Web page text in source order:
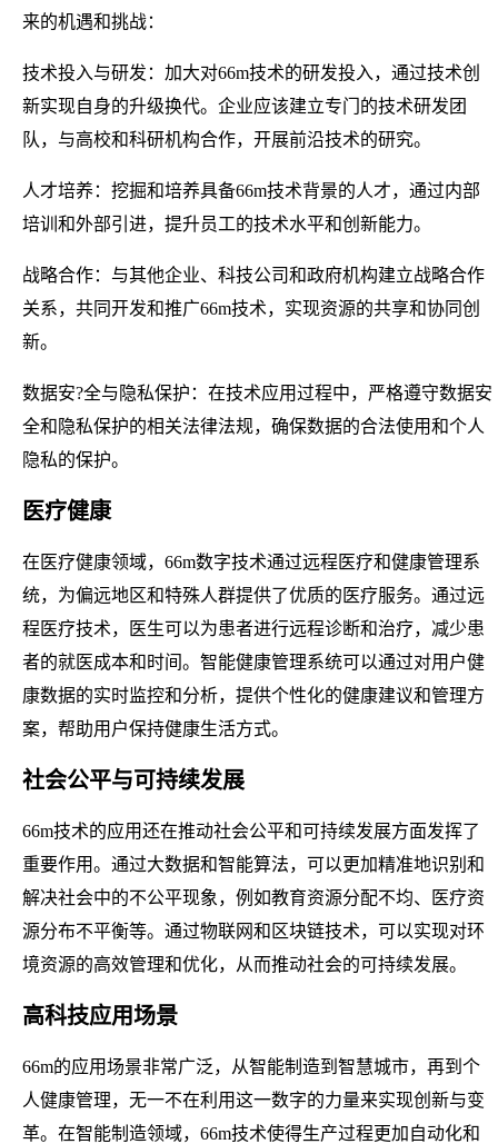
来的机遇和挑战：
技术投入与研发：加大对66m技术的研发投入，通过技术创
新实现自身的升级换代。企业应该建立专门的技术研发团
队，与高校和科研机构合作，开展前沿技术的研究。
人才培养：挖掘和培养具备66m技术背景的人才，通过内部
培训和外部引进，提升员工的技术水平和创新能力。
战略合作：与其他企业、科技公司和政府机构建立战略合作
关系，共同开发和推广66m技术，实现资源的共享和协同创
新。
数据安?全与隐私保护：在技术应用过程中，严格遵守数据安
全和隐私保护的相关法律法规，确保数据的合法使用和个人
隐私的保护。
医疗健康
在医疗健康领域，66m数字技术通过远程医疗和健康管理系
统，为偏远地区和特殊人群提供了优质的医疗服务。通过远
程医疗技术，医生可以为患者进行远程诊断和治疗，减少患
者的就医成本和时间。智能健康管理系统可以通过对用户健
康数据的实时监控和分析，提供个性化的健康建议和管理方
案，帮助用户保持健康生活方式。
社会公平与可持续发展
66m技术的应用还在推动社会公平和可持续发展方面发挥了
重要作用。通过大数据和智能算法，可以更加精准地识别和
解决社会中的不公平现象，例如教育资源分配不均、医疗资
源分布不平衡等。通过物联网和区块链技术，可以实现对环
境资源的高效管理和优化，从而推动社会的可持续发展。
高科技应用场景
66m的应用场景非常广泛，从智能制造到智慧城市，再到个
人健康管理，无一不在利用这一数字的力量来实现创新与变
革。在智能制造领域，66m技术使得生产过程更加自动化和